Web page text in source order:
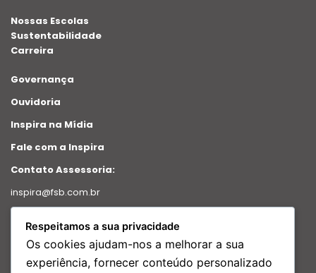
Nossas Escolas
Sustentabilidade
Carreira
Governança
Ouvidoria
Inspira na Mídia
Fale com a Inspira
Contato Assessoria:
inspira@fsb.com.br
Intranet
Relatório de transparência
Respeitamos a sua privacidade
Os cookies ajudam-nos a melhorar a sua
experiência, fornecer conteúdo personalizado